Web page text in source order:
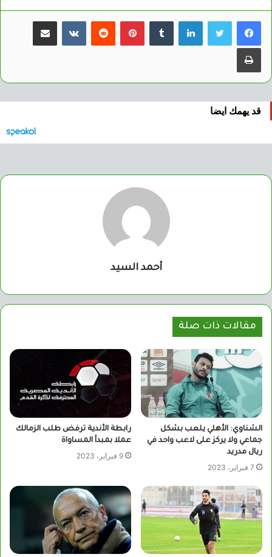
لينكدإن بينتيريست مشاركة عبر البريد
طباعة
قد يهمك ايضا
أحمد السيد
مقالات ذات صلة
الشناوي: الأهلي يلعب بشكل
جماعي ولا يركز على لاعب واحد في
ريال مدريد
7 فبراير، 2023
رابطة الأندية ترفض طلب الزمالك
عملا بمبدأ المساواة
9 فبراير، 2023